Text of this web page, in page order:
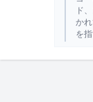
ド
か
を